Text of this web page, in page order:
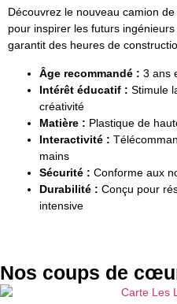
Découvrez le nouveau camion
pour inspirer les futurs
garantit des heures de
Âge recommandé : 3 ans
Intérêt éducatif : Stimule
créativité
Matière : Plastique de
Interactivité :
mains
Sécurité : Conforme aux
Durabilité : Conçu pour
intensive
Nos coups de